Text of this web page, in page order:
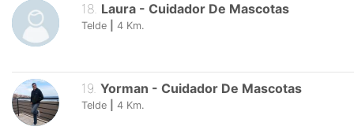
18. Laura - Cuidador De Mascotas
Telde 4 Km.
19. Yorman - Cuidador De Mascotas
Telde 4 Km.